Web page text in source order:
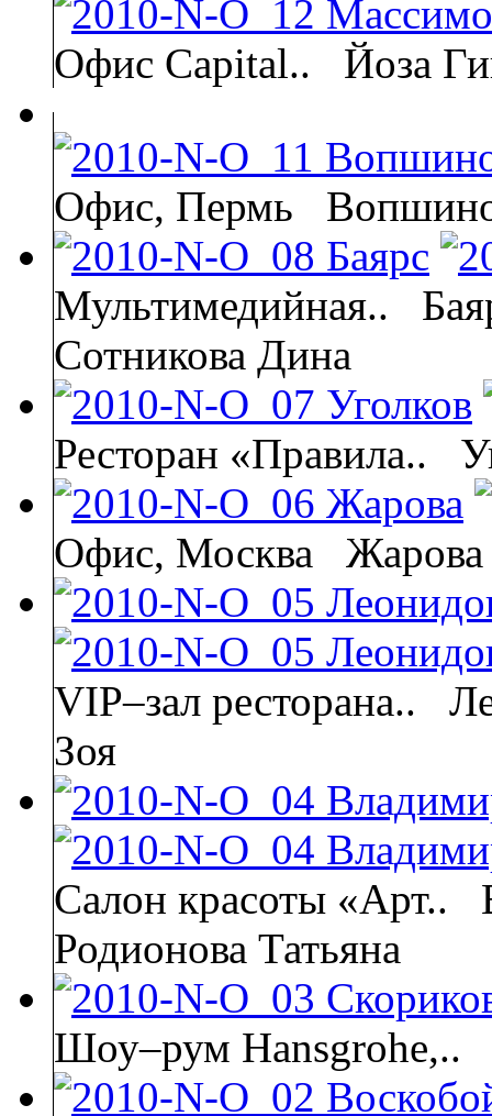
Офис Capital.. Йоза
Офис, Пермь
Мультимедийная..
Сотникова Дина
Ресторан «Правила..
Офис, Москва
VIP–зал ресторана..
Зоя
Салон красоты «Арт..
Родионова Татьяна
Шоу–рум Hansgrohe,..